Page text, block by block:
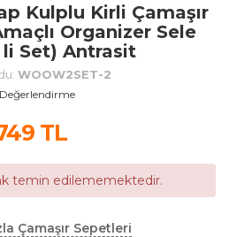
Kulplu Kirli Çamaşır
Organizer Sele
li Set) Antrasit
WOOW2SET-2
Değerlendirme
TL
temin edilememektedir.
Çamaşır Sepetleri